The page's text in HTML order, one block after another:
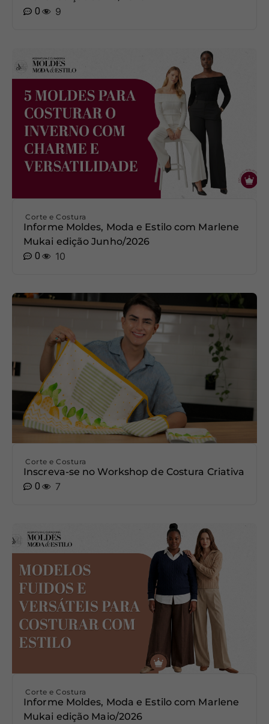
0
9
Corte e Costura
Informe Moldes, Moda e Estilo com Marlene
Mukai edição Junho/2026
0
10
Corte e Costura
Inscreva-se no Workshop de Costura Criativa
0
7
Corte e Costura
Informe Moldes, Moda e Estilo com Marlene
Mukai edição Maio/2026